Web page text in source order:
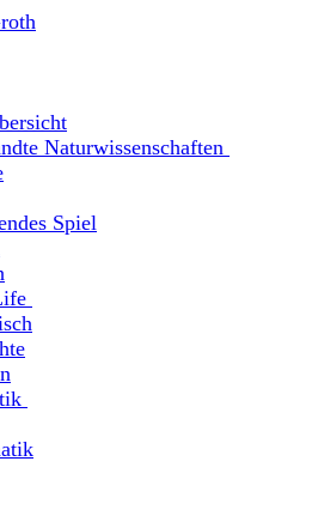
Naturwissenschaften
Spiel